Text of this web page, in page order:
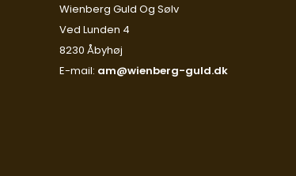
Wienberg Guld Og Sølv
Ved Lunden 4
8230 Åbyhøj
E-mail: am@wienberg-guld.dk